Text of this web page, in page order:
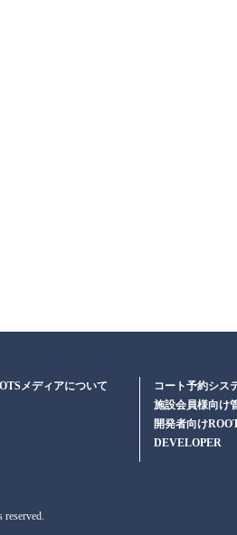
メディアについて
コート予約シス
施設会員様向け
開発者向け
DEVELOPER
reserved.